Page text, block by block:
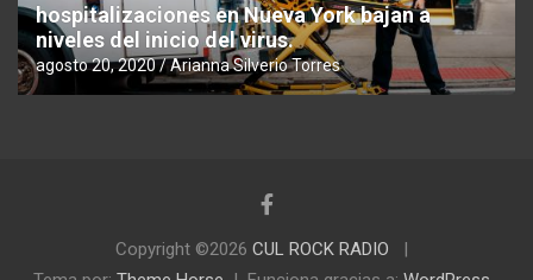
hospitalizaciones en Nueva York bajan a
niveles del inicio del virus.
agosto 20, 2020 Arianna Silverio Torres
Copyright ©2026 CUL ROCK RADIO